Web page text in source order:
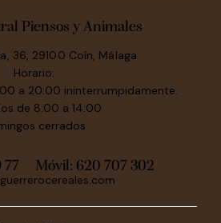
Piensos y Animales
36, 29100 Coín, Málaga
Horario:
a 20:00 ininterrumpidamente.
de 8:00 a 14:00
cerrados
77 Móvil: 620 707 302